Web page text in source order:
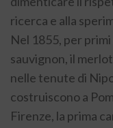
ricerca e alla
Nel 1855, per
sauvignon, il
nelle tenute di
costruiscono a
Firenze, la prima